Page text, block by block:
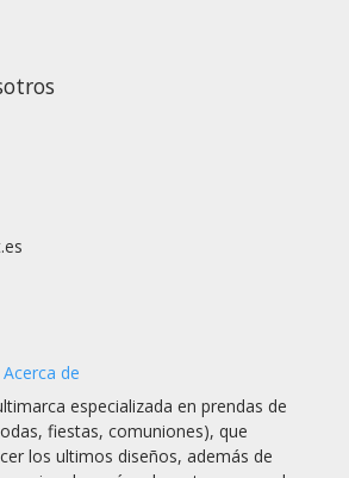
Acerca de
especializada en prendas de
fiestas, comuniones), que
los ultimos diseños, además de